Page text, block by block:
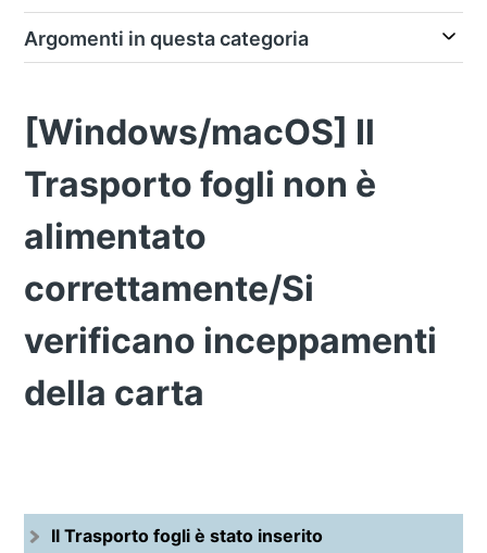
Argomenti in questa categoria
[Windows/macOS] Il
Trasporto fogli non è
alimentato
correttamente/Si
verificano inceppamenti
della carta
Il Trasporto fogli è stato inserito